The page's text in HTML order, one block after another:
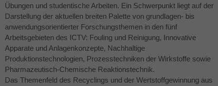
Übungen und studentische Arbeiten. Ein Schwerpunkt liegt auf der
Darstellung der aktuellen breiten Palette von grundlagen- bis
anwendungsorientierter Forschungsthemen in den fünf
Arbeitsgebieten des ICTV: Fouling und Reinigung, Innovative
Apparate und Anlagenkonzepte, Nachhaltige
Produktionstechnologien, Prozesstechniken der Wirkstoffe sowie
Pharmazeutisch-Chemische Reaktionstechnik.
Das Themenfeld des Recyclings und der Wertstoffgewinnung aus